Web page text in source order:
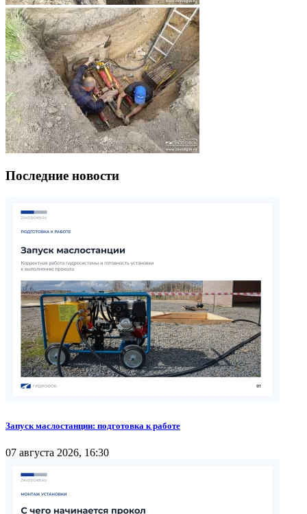
Последние новости
Запуск маслостанции: подготовка к работе
07 августа 2026, 16:30